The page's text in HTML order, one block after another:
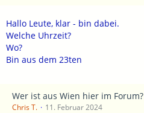
Hallo Leute, klar - bin dabei.
Welche Uhrzeit?
Wo?
Bin aus dem 23ten
Wer ist aus Wien hier im Forum?
Chris T. 11. Februar 2024